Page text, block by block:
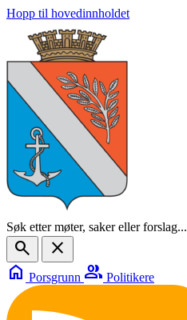
Hopp til hovedinnholdet
Søk etter møter, saker eller forslag...
search
close
home Porsgrunn group Politikere